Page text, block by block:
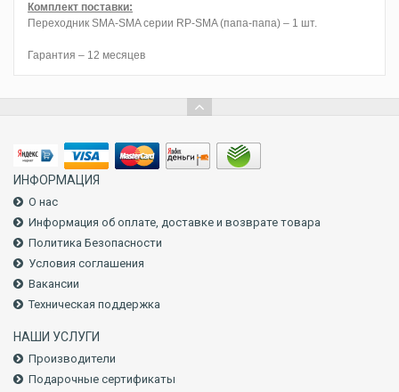
Комплект поставки:
Переходник SMA-SMA серии RP-SMA (папа-папа) – 1 шт.
Гарантия – 12 месяцев
ИНФОРМАЦИЯ
О нас
Информация об оплате, доставке и возврате товара
Политика Безопасности
Условия соглашения
Вакансии
Техническая поддержка
НАШИ УСЛУГИ
Производители
Подарочные сертификаты